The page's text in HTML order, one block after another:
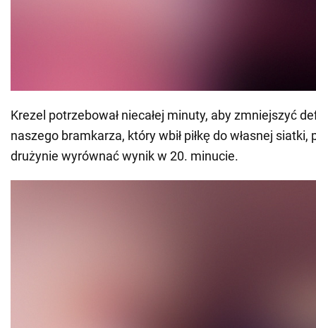
Krezel potrzebował niecałej minuty, aby zmniejszyć
naszego bramkarza, który wbił piłkę do własnej siatki,
drużynie wyrównać wynik w 20. minucie.